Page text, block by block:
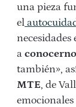
una pieza
el
a
también»,
MTE, de